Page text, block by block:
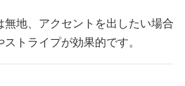
地、アクセントを出したい場合
トライプが効果的です。